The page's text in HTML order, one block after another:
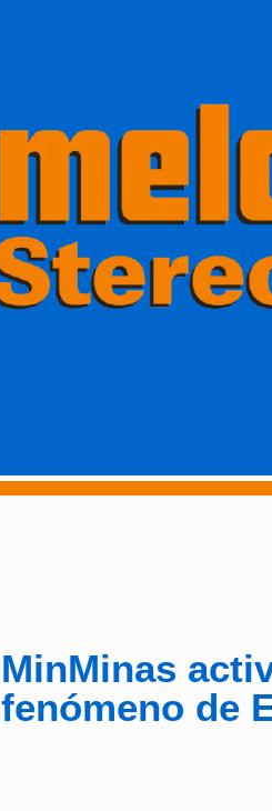
MinMinas
fenómeno de